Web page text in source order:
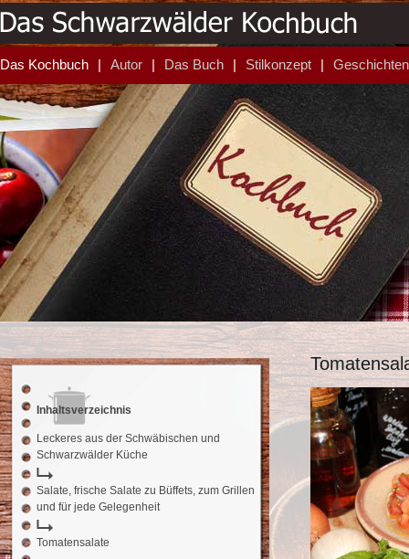
Das Kochbuch Autor Das Buch Stilkonzept Geschichten
Inhaltsverzeichnis
Leckeres aus der Schwäbischen und
Schwarzwälder Küche
Salate, frische Salate zu Büffets, zum Grillen
und für jede Gelegenheit
Tomatensalate